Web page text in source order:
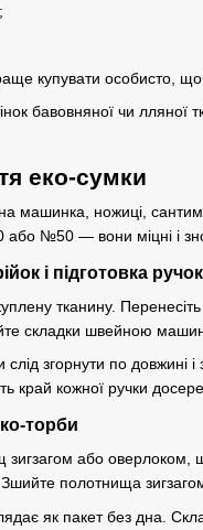
купувати особисто,
бавовняної чи
еко-сумки
машинка, ножиці,
№50 — вони міцні і
і підготовка ручок
тканину.
складки швейною
слід згорнути по
край кожної ручки
торби
зигзагом або оверлоком,
полотнища
як пакет без дна.